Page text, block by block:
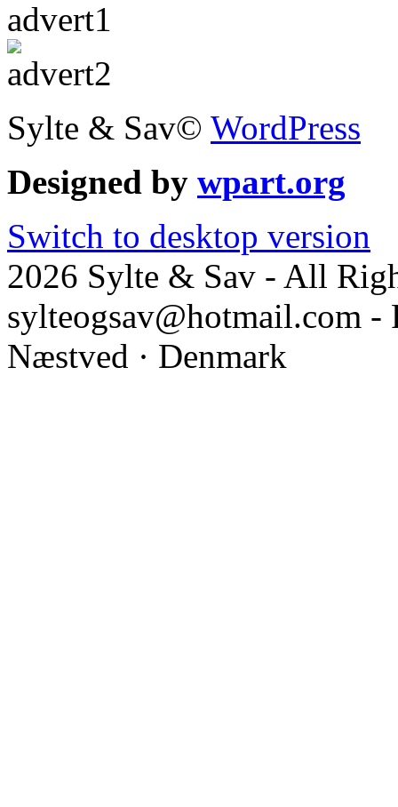
Sylte & Sav© WordPress
Designed by wpart.org
Switch to desktop version
2026 Sylte & Sav - All
sylteogsav@hotmail.com
Næstved · Denmark